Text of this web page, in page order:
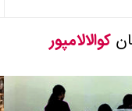
کوالالامپور